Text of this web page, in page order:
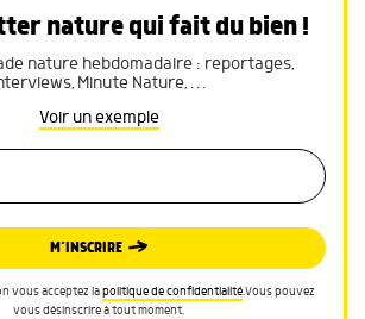
nature qui fait du bien !
nature hebdomadaire : reportages,
Minute Nature, …
Voir un exemple
M’INSCRIRE
vous acceptez lapolitique de confidentialité.Vous pouvez
vous désinscrire à tout moment.